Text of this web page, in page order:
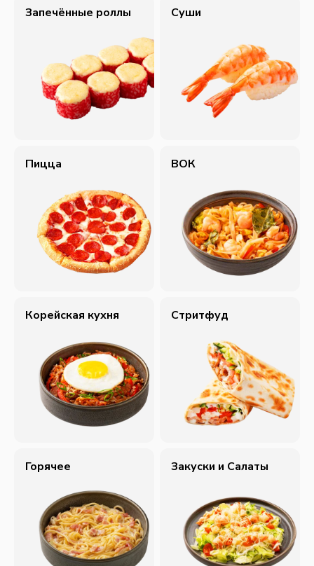
Запечённые роллы Суши
Пицца ВОК
Корейская кухня Cтритфуд
Горячее Закуски и Салаты